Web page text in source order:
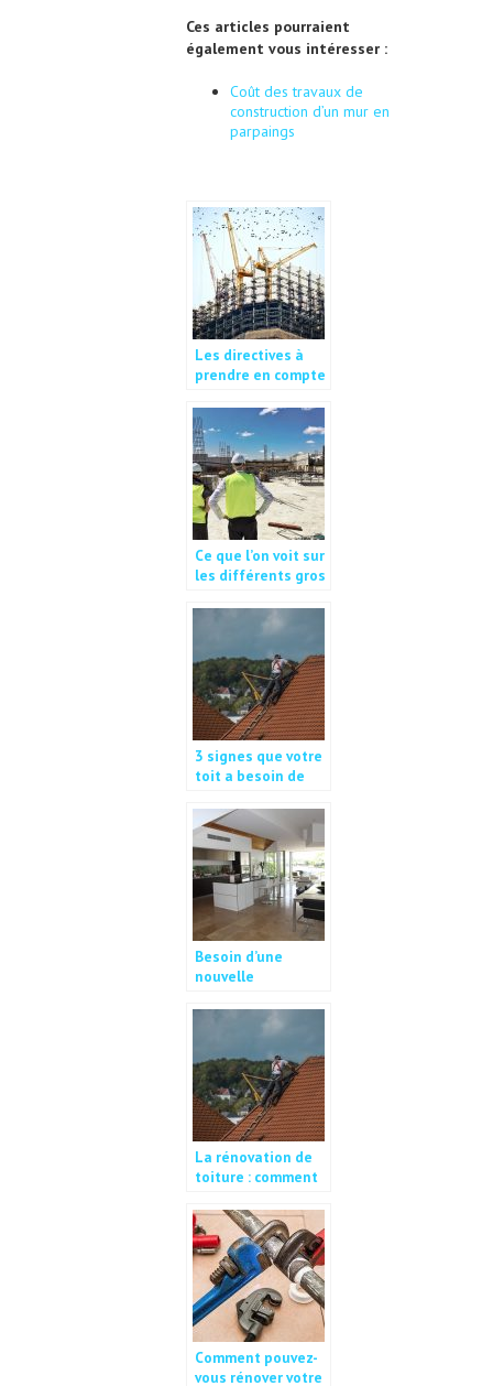
Ces articles pourraient
également vous intéresser :
Coût des travaux de
construction d’un mur en
parpaings
Les directives à
prendre en compte
construction
Ce que l’on voit sur
les différents gros
3 signes que votre
toit a besoin de
remplacement
Besoin d’une
nouvelle
comment?
La rénovation de
toiture : comment
Comment pouvez-
vous rénover votre